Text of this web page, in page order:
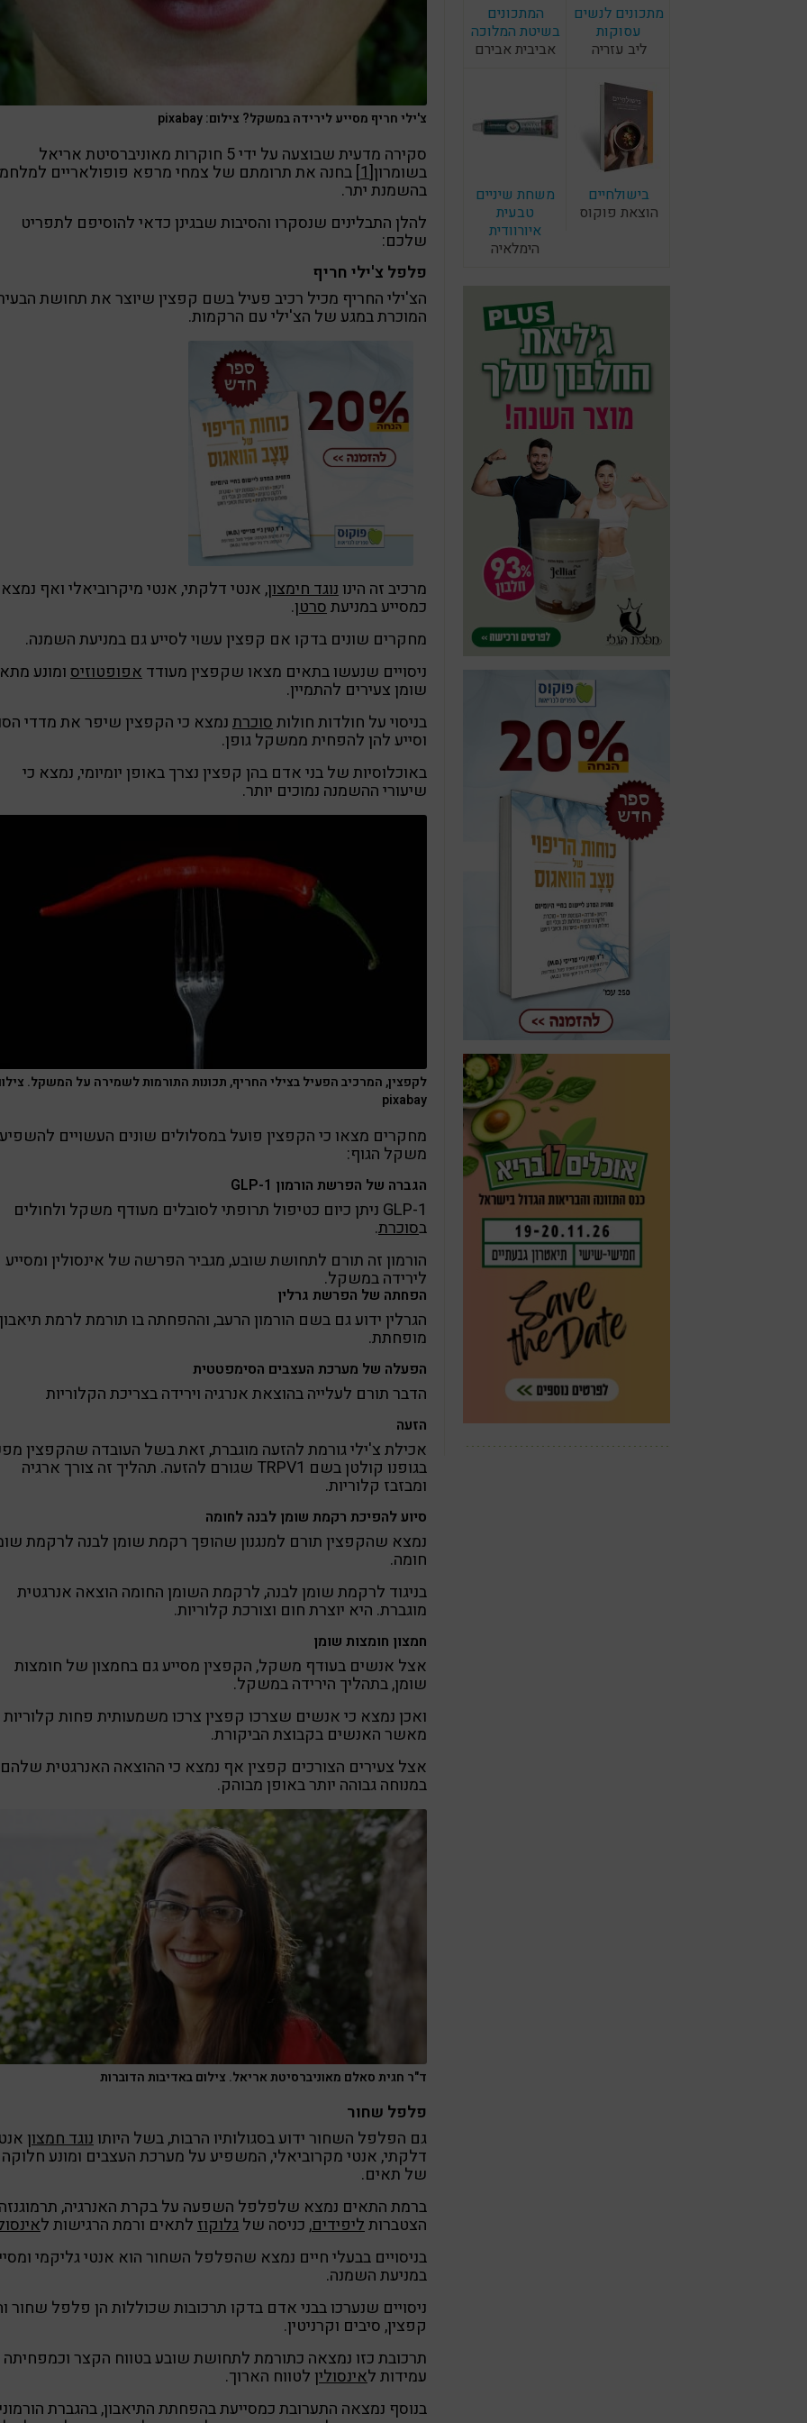
מתכונים לנשים
עסוקות
ליב עזריה
המתכונים
בשיטת המלוכה
אביבית אבירם
בישולחיים
הוצאת פוקוס
משחת שיניים
טבעית
איורוודית
הימלאיה
צ'ילי חריף מסייע לירידה במשקל? צילום: pixabay
סקירה מדעית שבוצעה על ידי 5 חוקרות מאוניברסיטת אריאל
בשומרון[1] בחנה את תרומתם של צמחי מרפא פופולאריים
בהשמנת יתר.
להלן התבלינים שנסקרו והסיבות שבגינן כדאי להוסיפם לתפריט
שלכם:
פלפל צ'ילי חריף
הצ'ילי החריף מכיל רכיב פעיל בשם קפצין שיוצר את תחושת
המוכרת במגע של הצ'ילי עם הרקמות.
מרכיב זה הינונוגד חימצון, אנטי דלקתי, אנטי מיקרוביאלי ואף נמצא
כמסייע במניעתסרטן.
מחקרים שונים בדקו אם קפצין עשוי לסייע גם במניעת השמנה.
ניסויים שנעשו בתאים מצאו שקפצין מעודדאפופטוזיסומונע
שומן צעירים להתמיין.
בניסוי על חולדות חולותסוכרתנמצא כי הקפצין שיפר את מדדי
וסייע להן להפחית ממשקל גופן.
באוכלוסיות של בני אדם בהן קפצין נצרך באופן יומיומי, נמצא כי
שיעורי ההשמנה נמוכים יותר.
לקפצין, המרכיב הפעיל בצילי החריף, תכונות התורמות לשמירה על המשקל.
pixabay
מחקרים מצאו כי הקפצין פועל במסלולים שונים העשויים
משקל הגוף:
הגברה של הפרשת הורמון GLP-1
GLP-1 ניתן כיום כטיפול תרופתי לסובלים מעודף משקל ולחולים
בסוכרת.
הורמון זה תורם לתחושת שובע, מגביר הפרשה של אינסולין ומסייע
לירידה במשקל.
הפחתה של הפרשת גרלין
הגרלין ידוע גם בשם הורמון הרעב, וההפחתה בו תורמת לרמת תיאבון
מופחתת.
הפעלה של מערכת העצבים הסימפטטית
הדבר תורם לעלייה בהוצאת אנרגיה וירידה בצריכת הקלוריות
הזעה
אכילת צ'ילי גורמת להזעה מוגברת, זאת בשל העובדה שהקפצין
בגופנו קולטן בשם TRPV1 שגורם להזעה. תהליך זה צורך ארגיה
ומבזבז קלוריות.
סיוע להפיכת רקמת שומן לבנה לחומה
נמצא שהקפצין תורם למנגנון שהופך רקמת שומן לבנה לרקמת
חומה.
בניגוד לרקמת שומן לבנה, לרקמת השומן החומה הוצאה אנרגטית
מוגברת. היא יוצרת חום וצורכת קלוריות.
חמצון חומצות שומן
אצל אנשים בעודף משקל, הקפצין מסייע גם בחמצון של חומצות
שומן, בתהליך הירידה במשקל.
ואכן נמצא כי אנשים שצרכו קפצין צרכו משמעותית פחות קלוריות
מאשר האנשים בקבוצת הביקורת.
אצל צעירים הצורכים קפצין אף נמצא כי ההוצאה האנרגטית שלהם
במנוחה גבוהה יותר באופן מבוהק.
ד"ר חגית סאלם מאוניברסיטת אריאל. צילום באדיבות הדוברות
פלפל שחור
גם הפלפל השחור ידוע בסגולותיו הרבות, בשל היותונוגד חמצון
דלקתי, אנטי מקרוביאלי, המשפיע על מערכת העצבים ומונע חלוקה
של תאים.
ברמת התאים נמצא שלפלפל השפעה על בקרת האנרגיה,
הצטברותליפידים, כניסה שלגלוקוזלתאים ורמת הרגישות ל
בניסויים בבעלי חיים נמצא שהפלפל השחור הוא אנטי גליקמי
במניעת השמנה.
ניסויים שנערכו בבני אדם בדקו תרכובות שכוללות הן פלפל שחור
קפצין, סיבים וקרניטין.
תרכובת כזו נמצאה כתורמת לתחושת שובע בטווח הקצר וכמפחיתה
עמידות לאינסולין לטווח הארוך.
בנוסף נמצאה התערובת כמסייעת בהפחתת התיאבון, בהגברת